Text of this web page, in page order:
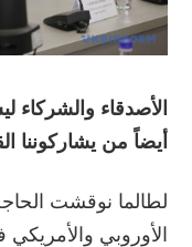
الأصدقاء والشركاء
أيضاً من يشاركوننا
لطالما نوقشت
الأوروبي والأمريكي